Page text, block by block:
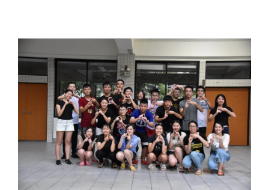
學
院
語
申
111學年度第2學期英語商管專班(ETP)轉入考試錄
取名單